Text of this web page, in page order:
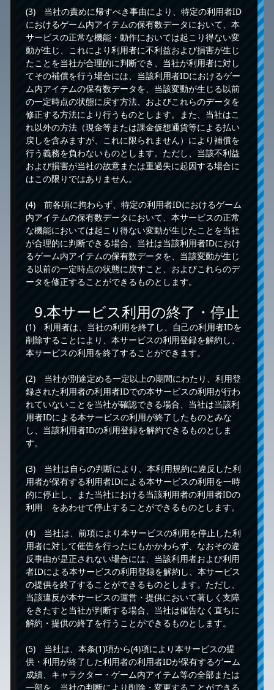
(3) 当社の責めに帰すべき事由により、特定の利用者ID
におけるゲーム内アイテムの保有数データにおいて、本
サービスの正常な機能・動作においては起こり得ない変
動が生じ、これにより利用者に不利益および損害が生じ
たことを当社が合理的に判断でき、当社が利用者に対し
てその補償を行う場合には、当該利用者IDにおけるゲー
ム内アイテムの保有数データを、当該変動が生じる以前
の一定時点の状態に戻す方法、およびこれらのデータを
修正する方法により行うものとします。また、当社はこ
れ以外の方法（現金等または課金仮想通貨等による払い
戻しを含みますが、これに限られません）により補償を
行う義務を負わないものとします。ただし、当該不利益
および損害が当社の故意または重過失に起因する場合に
はこの限りではありません。
(4) 前各項に拘わらず、特定の利用者IDにおけるゲーム
内アイテムの保有数データにおいて、本サービスの正常
な機能においては起こり得ない変動が生じたことを当社
が合理的に判断できる場合、当社は当該利用者IDにおけ
るゲーム内アイテムの保有数データを、当該変動が生じ
る以前の一定時点の状態に戻すこと、およびこれらのデ
ータを修正することができるものとします。
9.本サービス利用の終了・停止
(1) 利用者は、当社の利用を終了し、自己の利用者IDを
削除することにより、本サービスの利用登録を解約し、
本サービスの利用を終了することができます。
(2) 当社が別途定める一定以上の期間にわたり、利用登
録された利用者の利用者IDでの本サービスの利用が行わ
れていないことを当社が確認できる場合、当社は当該利
用者IDによる本サービスの利用が終了したものとみな
し、当該利用者IDの利用登録を解約できるものとしま
す。
(3) 当社は自らの判断により、本利用規約に違反した利
用者が保有する利用者IDによる本サービスの利用を一時
的に停止し、また当社における当該利用者の利用者IDの
利用 をあわせて停止することができるものとします。
(4) 当社は、前項により本サービスの利用を停止した利
用者に対して催告を行ったにもかかわらず、なおその違
反事由が是正されない場合には、当該利用者および利用
者IDによる本サービスの利用登録を解約し、本サービス
の提供を終了することができるものとします。ただし、
当該違反が本サービスの運営・提供において著しく支障
をきたすと当社が判断する場合、当社は催告なく直ちに
解約・提供の終了を行うことができるものとします。
(5) 当社は、本条(1)項から(4)項により本サービスの提
供・利用が終了した利用者の利用者IDが保有するゲーム
成績、キャラクター・ゲーム内アイテム等の全部または
一部を、当社の判断により削除・変更することができる